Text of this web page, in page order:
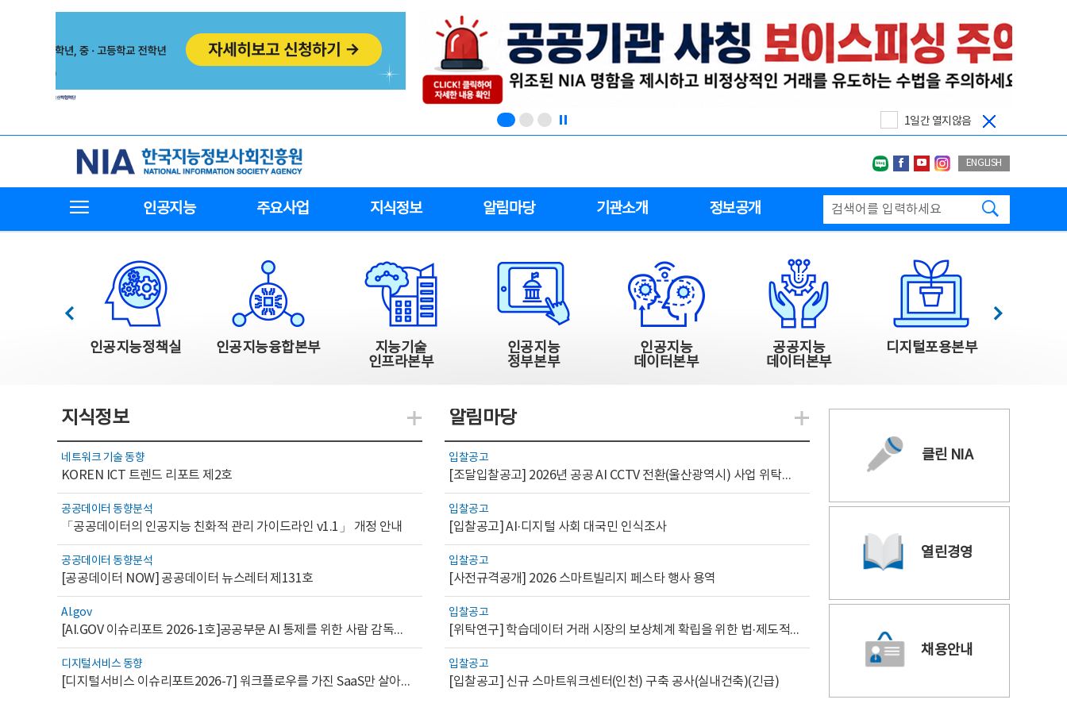
1일간 열지않음
한국지능정보사회진흥원
네이버블로그
페이스북
유투브인스타그랩
ENGLISH
인공지능 주요사업 지식정보 알림마당 기관소개 정보공개
한국지능정보사회진흥원 주요사업
인공지능정책실 인공지능융합본부
지능기술
인프라본부
인공지능
정부본부
인공지능
데이터본부
공공지능
데이터본부
디지털포용본부
이전 다음
지식정보
네트워크 기술 동향
KOREN ICT 트렌드 리포트 제2호
공공데이터 동향분석
「공공데이터의 인공지능 친화적 관리 가이드라인 v1.1」 개정 안내
공공데이터 동향분석
[공공데이터 NOW] 공공데이터 뉴스레터 제131호
AI.gov
[AI.GOV 이슈리포트 2026-1호]공공부문 AI 통제를 위한 사람 감독의 해외 사례 분석 및 시사점
디지털서비스 동향
[디지털서비스 이슈리포트2026-7] 워크플로우를 가진 SaaS만 살아남는다
지식관련 더보기
알림마당
입찰공고
[조달입찰공고] 2026년 공공 AI CCTV 전환(울산광역시) 사업 위탁감리
입찰공고
[입찰공고] AI·디지털 사회 대국민 인식조사
입찰공고
[사전규격공개] 2026 스마트빌리지 페스타 행사 용역
입찰공고
[위탁연구] 학습데이터 거래 시장의 보상체계 확립을 위한 법·제도적 검토 방안 연구
입찰공고
[입찰공고] 신규 스마트워크센터(인천) 구축 공사(실내건축)(긴급)
알림관련 더보기
클린 NIA
열린경영
채용안내